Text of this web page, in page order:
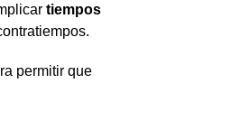
tiempos
permitir que